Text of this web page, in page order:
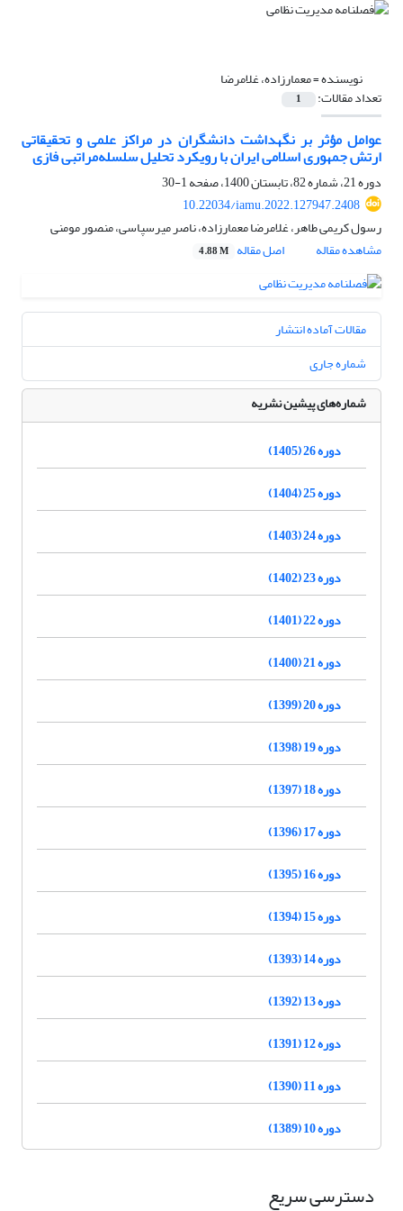
نویسنده =معمارزاده، غلامرضا
تعداد مقالات: 1
عوامل مؤثر بر نگهداشت دانشگران در مراکز علمی و تحقیقاتی
ارتش جمهوری اسلامی ایران با رویکرد تحلیل سلسله‌مراتبی فازی
دوره 21، شماره 82، تابستان 1400، صفحه
1-30
10.22034/iamu.2022.127947.2408
رسول کریمی طاهر، غلامرضا معمارزاده، ناصر میرسپاسی، منصور مومنی
مشاهده مقاله
اصل مقاله 4.88 M
مقالات آماده انتشار
شماره جاری
شماره‌های پیشین نشریه
دوره 26 (1405)
دوره 25 (1404)
دوره 24 (1403)
دوره 23 (1402)
دوره 22 (1401)
دوره 21 (1400)
دوره 20 (1399)
دوره 19 (1398)
دوره 18 (1397)
دوره 17 (1396)
دوره 16 (1395)
دوره 15 (1394)
دوره 14 (1393)
دوره 13 (1392)
دوره 12 (1391)
دوره 11 (1390)
دوره 10 (1389)
دسترسی سریع